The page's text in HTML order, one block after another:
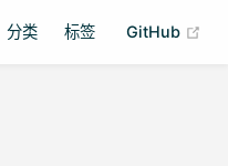
分类 标签 GitHub